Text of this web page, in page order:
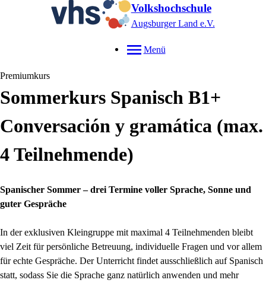
Volkshochschule
Augsburger Land e.V.
Menü
Premiumkurs
Sommerkurs Spanisch B1+
Conversación y gramática (max.
4 Teilnehmende)
Spanischer Sommer – drei Termine voller Sprache, Sonne und
guter Gespräche
In der exklusiven Kleingruppe mit maximal 4 Teilnehmenden bleibt
viel Zeit für persönliche Betreuung, individuelle Fragen und vor allem
für echte Gespräche. Der Unterricht findet ausschließlich auf Spanisch
statt, sodass Sie die Sprache ganz natürlich anwenden und mehr